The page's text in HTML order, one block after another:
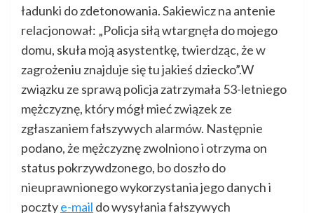
ładunki do zdetonowania. Sakiewicz na antenie
relacjonował: „Policja siłą wtargnęła do mojego
domu, skuła moją asystentkę, twierdząc, że w
zagrożeniu znajduje się tu jakieś dziecko”.W
związku ze sprawą policja zatrzymała 53-letniego
mężczyznę, który mógł mieć związek ze
zgłaszaniem fałszywych alarmów. Następnie
podano, że mężczyznę zwolniono i otrzyma on
status pokrzywdzonego, bo doszło do
nieuprawnionego wykorzystania jego danych i
pocztye-mail do wysyłania fałszywych